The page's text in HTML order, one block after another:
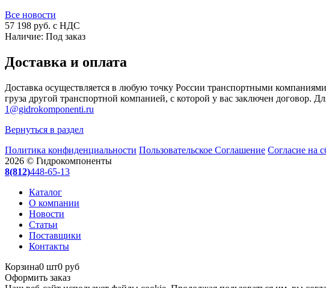
Все новости
57 198 руб. с НДС
Наличие: Под заказ
Доставка и оплата
Доставка осуществляется в любую точку России транспортными
груза другой транспортной компанией, с которой у вас заключен договор.
1@gidrokomponenti.ru
Вернуться в раздел
Политика конфиденциальности Пользовательское Соглашение Согласие на
2026 © Гидрокомпоненты
8(812)448-65-13
Каталог
О компании
Новости
Статьи
Поставщики
Контакты
Корзина0 шт0 руб
Оформить заказ